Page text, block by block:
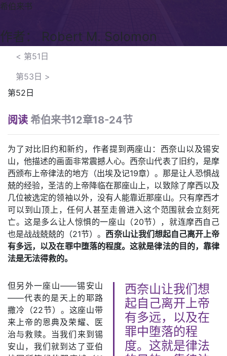
希伯来书
作者： Robert M. Solomon
< 第51日
第53日 >
第52日
阅读 希伯来书12章18-24节
为了对比旧约和新约，作者提到两座山：西奈山以及锡安
山，他描述的画面非常震撼人心。西奈山代表了旧约，是摩
西颁布上帝律法的地方（出埃及记19章）。那是让人恐惧战
兢的经验，圣洁的上帝降临在那座山上，以致除了摩西以及
几位被选定的领袖以外，没有人能靠近那座山。只有摩西才
可以到山顶上，任何人甚至走兽进入这个范围就会立刻死
亡。这是多么让人惊惧的一座山（20节），就连摩西自己
也是战战兢兢的（21节）。 西奈山让我们想起自己离开上帝
有多远，以及在罪中堕落的程度。这就是律法的目的，靠律
法是无法得救的。
西奈山让我们想
起自己离开上帝
有多远，以及在
罪中堕落的程
度。这就是律法
但另外一座山——锡安山
——代表的是天上的耶路
撒冷（22节）。这座山带
来上帝的恩典及荣耀、医
治与救赎。当我们来到锡
安山，我们就到达了亚伯